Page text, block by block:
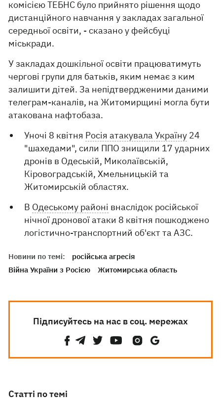
комісією ТЕБНС було прийнято рішення щодо
дистанційного навчання у закладах загальної
середньої освіти, - сказано у фейсбуці
міськради.
У закладах дошкільної освіти працюватимуть
чергові групи для батьків, яким немає з ким
залишити дітей. За непідтвердженими даними
телеграм-каналів, на Житомирщині могла бути
атакована нафтобаза.
Уночі 8 квітня Росія атакувала Україну 24
"шахедами", сили ППО знищили 17 ударних
дронів в Одеській, Миколаївській,
Кіровоградській, Хмельницькій та
Житомирській областях.
В Одеському районі внаслідок російської
нічної дронової атаки 8 квітня пошкоджено
логістично-транспортний об'єкт та АЗС.
Новини по темі:
російська агресія
Війна України з Росією
Житомирська область
Підписуйтесь на нас в соц. мережах
Статті по темі